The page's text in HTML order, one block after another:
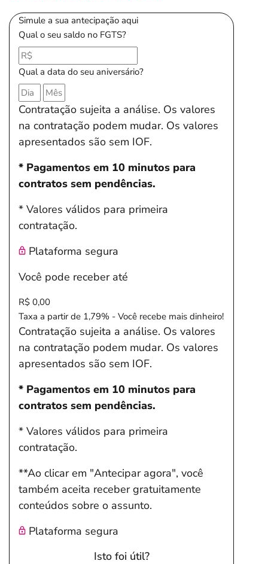
Simule a sua antecipação aqui
Qual o seu saldo no FGTS?
Qual a data do seu aniversário?
Contratação sujeita a análise. Os valores
na contratação podem mudar. Os valores
apresentados são sem IOF.
* Pagamentos em 10 minutos para
contratos sem pendências.
* Valores válidos para primeira
contratação.
Plataforma segura
Você pode receber até
R$ 0,00
Taxa a partir de 1,79% - Você recebe mais dinheiro!
Contratação sujeita a análise. Os valores
na contratação podem mudar. Os valores
apresentados são sem IOF.
* Pagamentos em 10 minutos para
contratos sem pendências.
* Valores válidos para primeira
contratação.
**Ao clicar em "Antecipar agora", você
também aceita receber gratuitamente
conteúdos sobre o assunto.
Plataforma segura
Isto foi útil?